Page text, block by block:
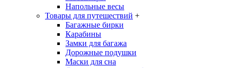
Напольные весы
Товары для путешествий +
Багажные бирки
Карабины
Замки для багажа
Дорожные подушки
Маски для сна